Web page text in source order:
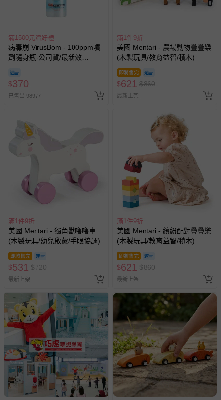
滿1500元贈好禮
病毒崩 VirusBom - 100ppm噴
劑隨身瓶-公司貨/最新效
$370
已售出 98977
滿1件9折
美國 Mentari - 農場動物疊疊樂
(木製玩具/教育益智/積木)
即將售完
$621 $860
最新上架
滿1件9折
美國 Mentari - 獨角獸嚕嚕車
(木製玩具/幼兒啟蒙/手眼協調)
即將售完
$531 $720
最新上架
滿1件9折
美國 Mentari - 繽紛配對疊疊樂
(木製玩具/教育益智/積木)
即將售完
$621 $860
最新上架